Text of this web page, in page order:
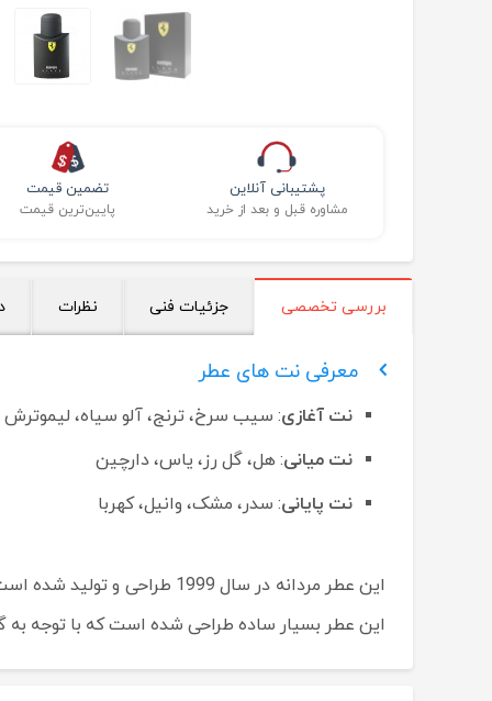
تضمین قیمت
پایین‌ترین قیمت
پشتیبانی آنلاین
مشاوره قبل و بعد از خرید
بررسی تخصصی جزئیات فنی نظرات
معرفی نت های عطر
نت آغازی: سیب سرخ، ترنج، آلو سیاه، لیموترش
نت میانی: هل، گل رز، یاس، دارچین
نت پایانی: سدر، مشک، وانیل، کهربا
این عطر مردانه در سال
این عطر بسیار ساده طراحی شده است که با توجه